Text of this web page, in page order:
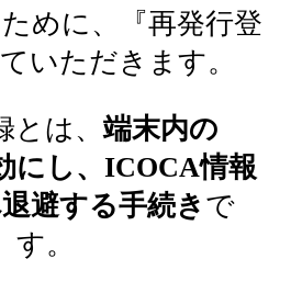
めに、『再発行登
いただきます。
とは、端末内の
にし、ICOCA情報
避する手続き で
す。